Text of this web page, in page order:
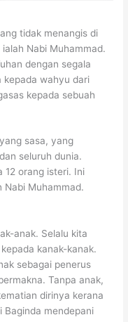
tidak menangis di
Nabi Muhammad.
dengan segala
kepada wahyu dari
kepada sebuah
sasa, yang
seluruh dunia.
12 orang isteri. Ini
Nabi Muhammad.
anak. Selalu kita
kanak-kanak.
sebagai penerus
Tanpa anak,
dirinya kerana
Baginda mendepani